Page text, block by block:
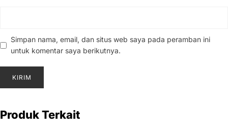
Simpan nama, email, dan situs web saya pada peramban ini
untuk komentar saya berikutnya.
Produk Terkait